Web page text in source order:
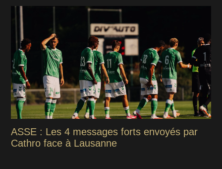
ASSE : Les 4 messages forts envoyés par
Cathro face à Lausanne